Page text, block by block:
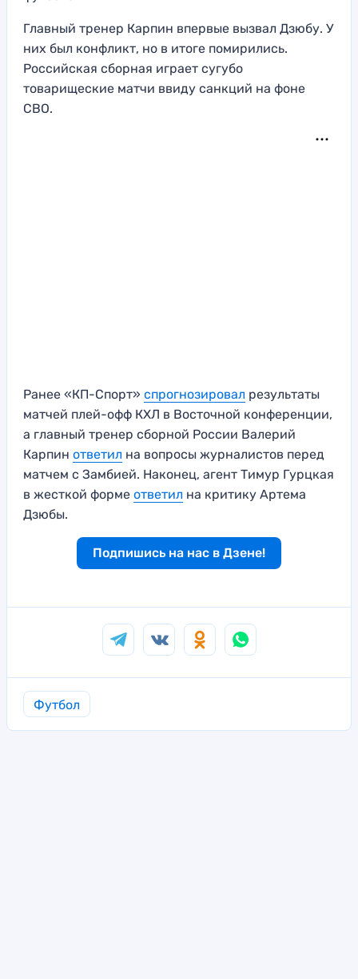
Главный тренер Карпин впервые вызвал Дзюбу. У
них был конфликт, но в итоге помирились.
Российская сборная играет сугубо
товарищеские матчи ввиду санкций на фоне
СВО.
Ранее «КП-Спорт» спрогнозировал результаты
матчей плей-офф КХЛ в Восточной конференции,
а главный тренер сборной России Валерий
Карпин ответил на вопросы журналистов перед
матчем с Замбией. Наконец, агент Тимур Гурцкая
в жесткой форме ответил на критику Артема
Дзюбы.
Подпишись на нас в Дзене!
Футбол